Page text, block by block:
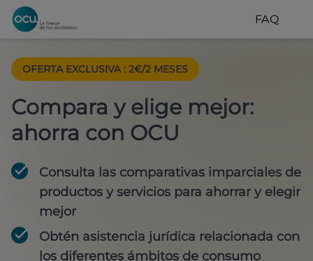
FAQ
OFERTA EXCLUSIVA : 2€/2 MESES
Compara y elige mejor:
ahorra con OCU
Consulta las comparativas imparciales de
productos y servicios para ahorrar y elegir
mejor
Obtén asistencia jurídica relacionada con
los diferentes ámbitos de consumo